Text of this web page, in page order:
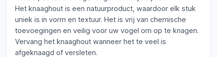
Het knaaghout is een natuurproduct, waardoor elk stuk
uniek is in vorm en textuur. Het is vrij van chemische
toevoegingen en veilig voor uw vogel om op te knagen.
Vervang het knaaghout wanneer het te veel is
afgeknaagd of versleten.